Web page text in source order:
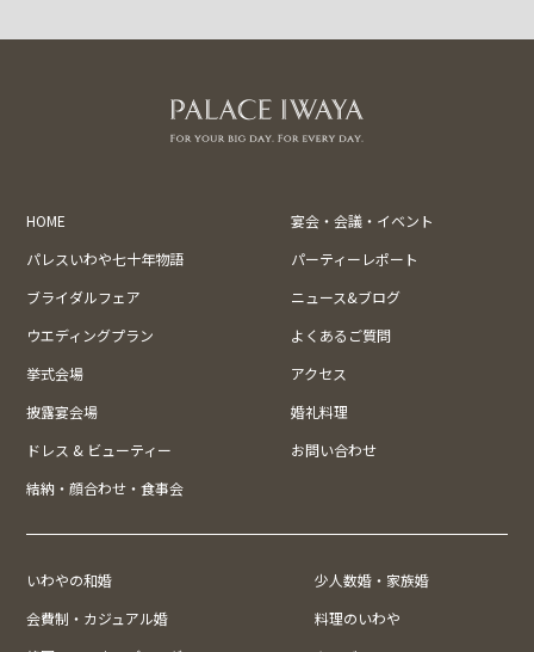
HOME
宴会・会議・イベント
パレスいわや七十年物語
パーティーレポート
ブライダルフェア
ニュース&ブログ
ウエディングプラン
よくあるご質問
挙式会場
アクセス
披露宴会場
婚礼料理
ドレス & ビューティー
お問い合わせ
結納・顔合わせ・食事会
いわやの和婚
少人数婚・家族婚
会費制・カジュアル婚
料理のいわや